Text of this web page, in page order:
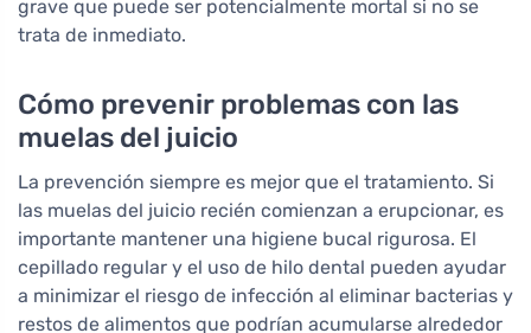
grave que puede ser potencialmente mortal si no se
trata de inmediato.
Cómo prevenir problemas con las
muelas del juicio
La prevención siempre es mejor que el tratamiento. Si
las muelas del juicio recién comienzan a erupcionar, es
importante mantener una higiene bucal rigurosa. El
cepillado regular y el uso de hilo dental pueden ayudar
a minimizar el riesgo de infección al eliminar bacterias y
restos de alimentos que podrían acumularse alrededor